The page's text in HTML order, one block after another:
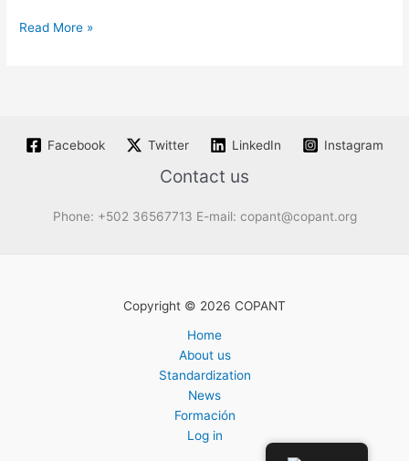
Read More »
Facebook Twitter LinkedIn Instagram
Contact us
Phone: +502 36567713 E-mail: copant@copant.org
Copyright © 2026 COPANT
Home
About us
Standardization
News
Formación
Log in